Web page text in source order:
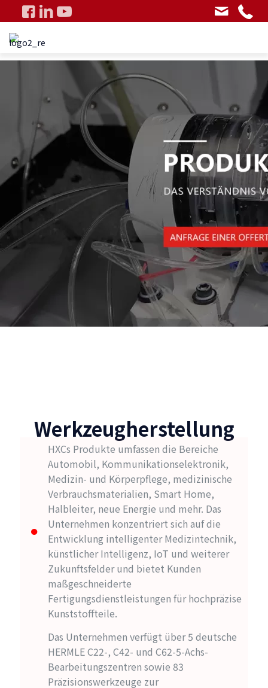
Werkzeugherstellung
HXCs Produkte umfassen die Bereiche
Automobil, Kommunikationselektronik,
Medizin- und Körperpflege, medizinische
Verbrauchsmaterialien, Smart Home,
Halbleiter, neue Energie und mehr. Das
Unternehmen konzentriert sich auf die
Entwicklung intelligenter Medizintechnik,
künstlicher Intelligenz, IoT und weiterer
Zukunftsfelder und bietet Kunden
maßgeschneiderte
Fertigungsdienstleistungen für hochpräzise
Kunststoffteile.
Das Unternehmen verfügt über 5 deutsche
HERMLE C22-, C42- und C62-5-Achs-
Bearbeitungszentren sowie 83
Präzisionswerkzeuge zur